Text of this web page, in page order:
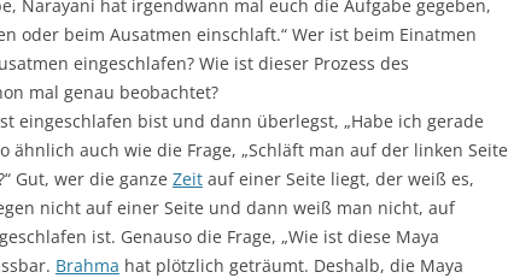
Narayani hat irgendwann mal euch die Aufgabe gegeben,
oder beim Ausatmen einschlaft.“ Wer ist beim Einatmen
eingeschlafen? Wie ist dieser Prozess des
mal genau beobachtet?
eingeschlafen bist und dann überlegst, „Habe ich gerade
ähnlich auch wie die Frage, „Schläft man auf der linken Seite
Gut, wer die ganze Zeit auf einer Seite liegt, der weiß es,
nicht auf einer Seite und dann weiß man nicht, auf
ist. Genauso die Frage, „Wie ist diese Maya
Brahma hat plötzlich geträumt. Deshalb, die Maya